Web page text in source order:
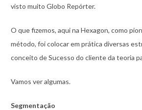
visto muito Globo Repórter.
O que fizemos, aqui na Hexagon, como
método, foi colocar em prática diversas
conceito de Sucesso do cliente da teoria
Vamos ver algumas.
Segmentação